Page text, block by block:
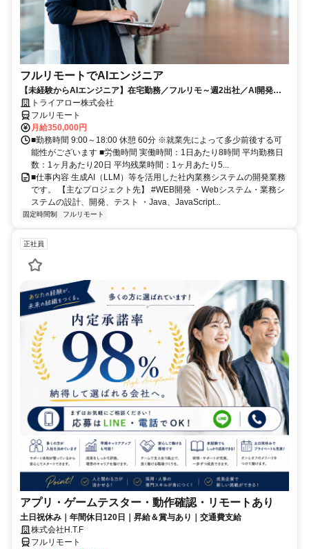
フルリモートでAIエンジニア
【未経験からAIエンジニア】在宅勤務／フルリモ～週2出社／AI開発を
仕事にする
トライアロー株式会社
フルリモート
月給350,000円
■勤務時間 9:00～18:00 休憩 60分 ※就業先によって多少前後する可
能性がございます ■労働時間 実働時間：1日あたり8時間 平均勤務日
数：1ヶ月あたり20日 平均残業時間：1ヶ月あたり5...
■仕事内容 生成AI（LLM）等を活用した社内業務システムの開発業務
です。 【主なプロジェクト先】 #WEB開発 ・Webシステム・業務シ
ステムの設計、開発、テスト ・Java、JavaScript...
固定時間制 フルリモート
正社員
アプリ・ゲームテスター・動作確認・リモートあり
土日祝休み｜年間休日120日｜昇給＆賞与あり｜交通費支給
株式会社H.T.F
フルリモート